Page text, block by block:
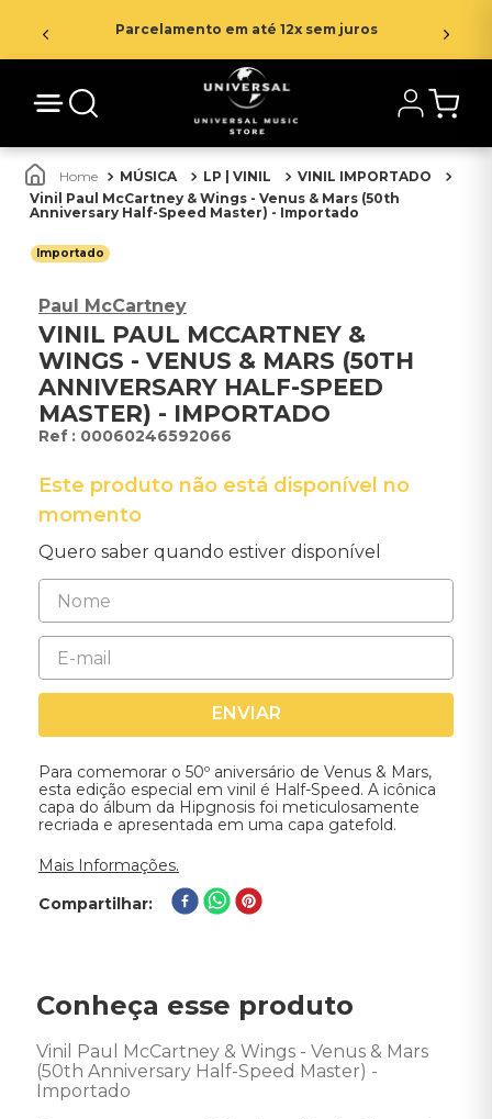
Parcelamento em até 12x sem juros
MÚSICA LP | VINIL
VINIL IMPORTADO
Vinil Paul McCartney & Wings - Venus & Mars (50th
Anniversary Half-Speed Master) - Importado
Importado
Paul McCartney
VINIL PAUL MCCARTNEY &
WINGS - VENUS & MARS (50TH
ANNIVERSARY HALF-SPEED
MASTER) - IMPORTADO
: 00060246592066
Este produto não está disponível no
momento
Quero saber quando estiver disponível
ENVIAR
Para comemorar o 50º aniversário de Venus & Mars,
esta edição especial em vinil é Half-Speed. A icônica
capa do álbum da Hipgnosis foi meticulosamente
recriada e apresentada em uma capa gatefold.
Mais Informações.
Compartilhar
Conheça esse produto
Vinil Paul McCartney & Wings - Venus & Mars
(50th Anniversary Half-Speed Master) -
Importado